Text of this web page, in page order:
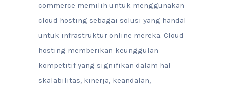
commerce memilih untuk menggunakan
cloud hosting sebagai solusi yang handal
untuk infrastruktur online mereka. Cloud
hosting memberikan keunggulan
kompetitif yang signifikan dalam hal
skalabilitas, kinerja, keandalan,